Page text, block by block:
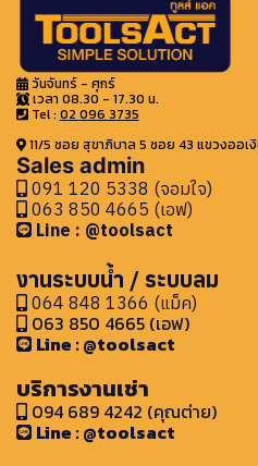
วันจันทร์ - ศุกร์
เวลา 08.30 - 17.30 น.
Tel : 02 096 3735
11/5 ซอย สุขาภิบาล 5 ซอย 43 แขวงออเ
Sales admin
091 120 5338 (จอมใจ)
063 850 4665 (เอฟ)
Line : @toolsact
งานระบบน้ำ / ระบบลม
064 848 1366 (แม็ค)
063 850 4665 (เอฟ)
Line : @toolsact
บริการงานเช่า
094 689 4242 (คุณต่าย)
Line : @toolsact